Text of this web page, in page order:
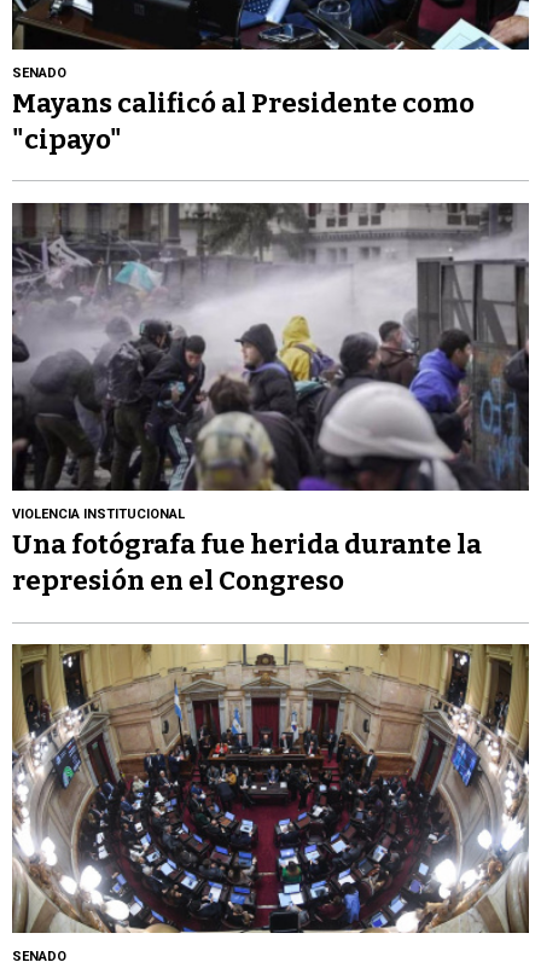
SENADO
Mayans calificó al Presidente como
"cipayo"
VIOLENCIA INSTITUCIONAL
Una fotógrafa fue herida durante la
represión en el Congreso
SENADO